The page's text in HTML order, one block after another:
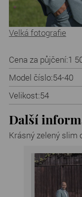
Velká fotografie
Cena za půjčení:1
Model číslo:54-40
Velikost:54
Další
Krásný zelený slim